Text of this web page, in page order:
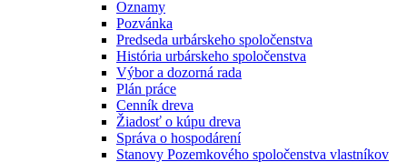
Oznamy
Pozvánka
Predseda urbárskeho spoločenstva
História urbárskeho spoločenstva
Výbor a dozorná rada
Plán práce
Cenník dreva
Žiadosť o kúpu dreva
Správa o hospodárení
Stanovy Pozemkového spoločenstva vlastníkov